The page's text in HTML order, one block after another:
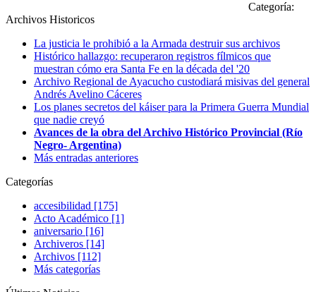
Categoría:
Archivos Historicos
La justicia le prohibió a la Armada destruir sus archivos
Histórico hallazgo: recuperaron registros fílmicos que
muestran cómo era Santa Fe en la década del '20
Archivo Regional de Ayacucho custodiará misivas del general
Andrés Avelino Cáceres
Los planes secretos del káiser para la Primera Guerra Mundial
que nadie creyó
Avances de la obra del Archivo Histórico Provincial (Río
Negro- Argentina)
Más entradas anteriores
Categorías
accesibilidad [175]
Acto Académico [1]
aniversario [16]
Archiveros [14]
Archivos [112]
Más categorías